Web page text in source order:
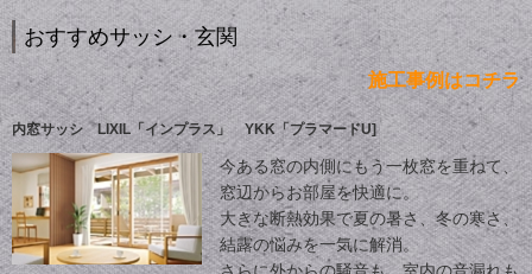
おすすめサッシ・玄関
施工事例はコチラ
内窓サッシ LIXIL「インプラス」 YKK「プラマードU]
今ある窓の内側にもう一枚窓を重ねて、
窓辺からお部屋を快適に。
大きな断熱効果で夏の暑さ、冬の寒さ、
結露の悩みを一気に解消。